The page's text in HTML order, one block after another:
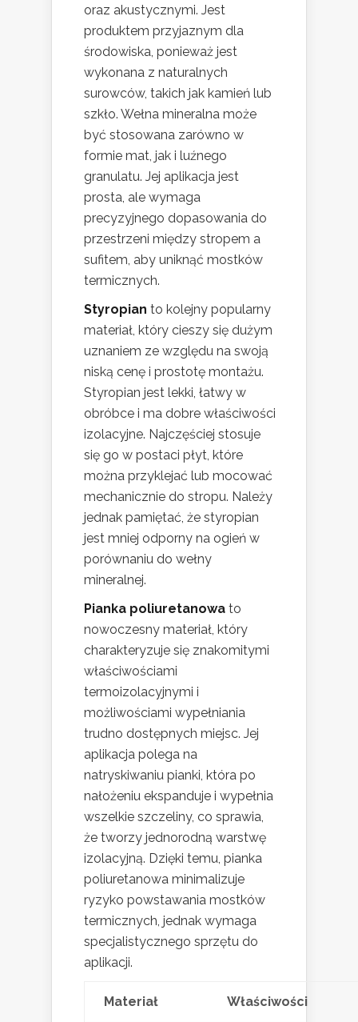
oraz akustycznymi. Jest
produktem przyjaznym dla
środowiska, ponieważ jest
wykonana z naturalnych
surowców, takich jak kamień lub
szkło. Wełna mineralna może
być stosowana zarówno w
formie mat, jak i luźnego
granulatu. Jej aplikacja jest
prosta, ale wymaga
precyzyjnego dopasowania do
przestrzeni między stropem a
sufitem, aby uniknąć mostków
termicznych.
Styropian to kolejny popularny
materiał, który cieszy się dużym
uznaniem ze względu na swoją
niską cenę i prostotę montażu.
Styropian jest lekki, łatwy w
obróbce i ma dobre właściwości
izolacyjne. Najczęściej stosuje
się go w postaci płyt, które
można przyklejać lub mocować
mechanicznie do stropu. Należy
jednak pamiętać, że styropian
jest mniej odporny na ogień w
porównaniu do wełny
mineralnej.
Pianka poliuretanowa to
nowoczesny materiał, który
charakteryzuje się znakomitymi
właściwościami
termoizolacyjnymi i
możliwościami wypełniania
trudno dostępnych miejsc. Jej
aplikacja polega na
natryskiwaniu pianki, która po
nałożeniu ekspanduje i wypełnia
wszelkie szczeliny, co sprawia,
że tworzy jednorodną warstwę
izolacyjną. Dzięki temu, pianka
poliuretanowa minimalizuje
ryzyko powstawania mostków
termicznych, jednak wymaga
specjalistycznego sprzętu do
aplikacji.
Materiał Właściwości